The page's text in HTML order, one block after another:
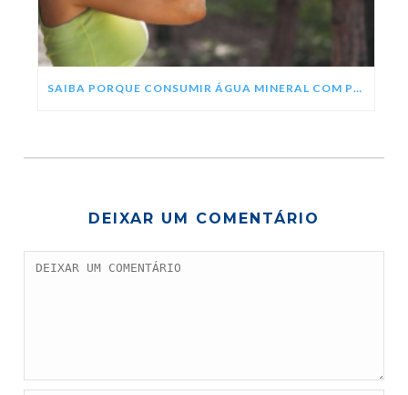
SAIBA PORQUE CONSUMIR ÁGUA MINERAL COM PH ALCALINO
DEIXAR UM COMENTÁRIO